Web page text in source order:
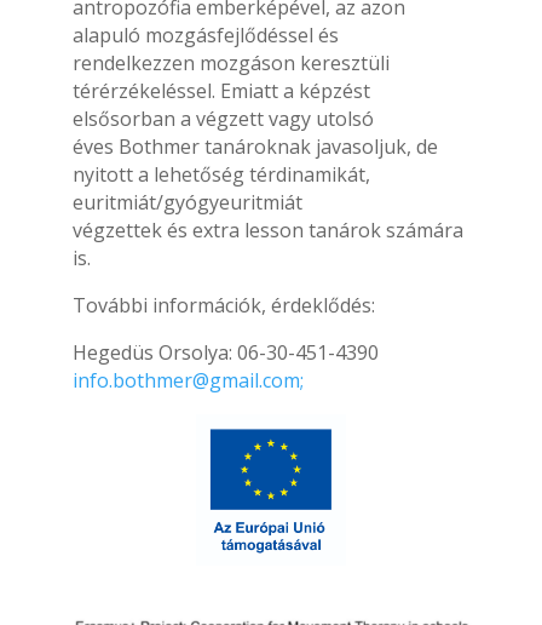
antropozófia emberképével, az azon
alapuló mozgásfejlődéssel és
rendelkezzen mozgáson keresztüli
térérzékeléssel. Emiatt a képzést
elsősorban a végzett vagy utolsó
éves Bothmer tanároknak javasoljuk, de
nyitott a lehetőség térdinamikát,
euritmiát/gyógyeuritmiát
végzettek és extra lesson tanárok számára
is.
További információk, érdeklődés:
Hegedüs Orsolya: 06-30-451-4390
info.bothmer@gmail.com;